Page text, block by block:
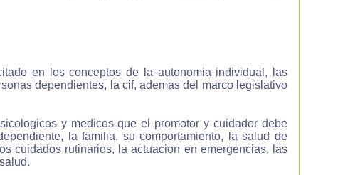
un
en los conceptos de la autonomia individual, las
dependientes, la cif, ademas del marco legislativo
y medicos que el promotor y cuidador debe
la familia, su comportamiento, la salud de
cuidados rutinarios, la actuacion en emergencias, las